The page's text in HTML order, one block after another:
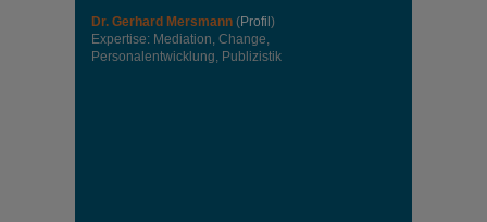
Dr. Gerhard Mersmann (Profil )
Expertise: Mediation, Change,
Personalentwicklung, Publizistik